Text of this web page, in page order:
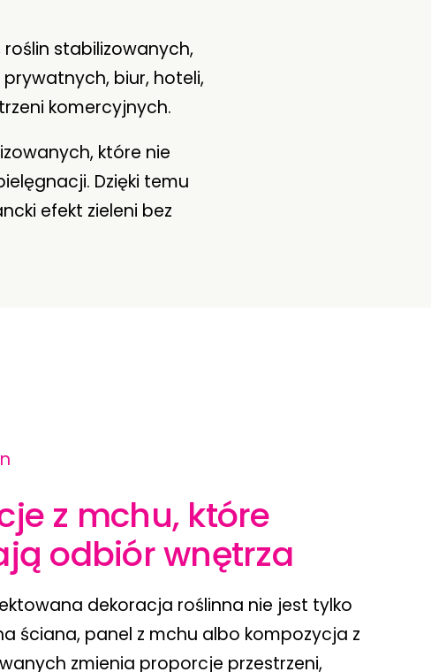
stabilizowanych,
biur, hoteli,
komercyjnych.
które nie
Dzięki temu
efekt zieleni bez
z mchu, które
odbiór wnętrza
dekoracja roślinna nie jest tylko
ściana, panel z mchu albo kompozycja z
zmienia proporcje przestrzeni,